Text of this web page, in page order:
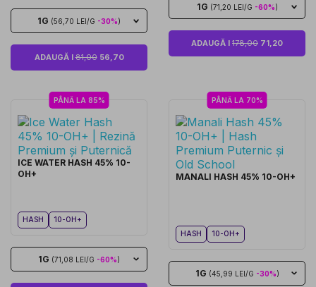
1G (56,70 LEI/G -30%)
ADAUGĂ I81,0056,70
1G (71,20 LEI/G -60%)
ADAUGĂ I 178,00 71,20
PÂNĂ LA 85%
ICE WATER HASH 45% 10-
OH+
HASH 10-OH+
1G (71,08 LEI/G -60%)
PÂNĂ LA 70%
MANALI HASH 45% 10-OH+
HASH 10-OH+
1G (45,99 LEI/G -30%)